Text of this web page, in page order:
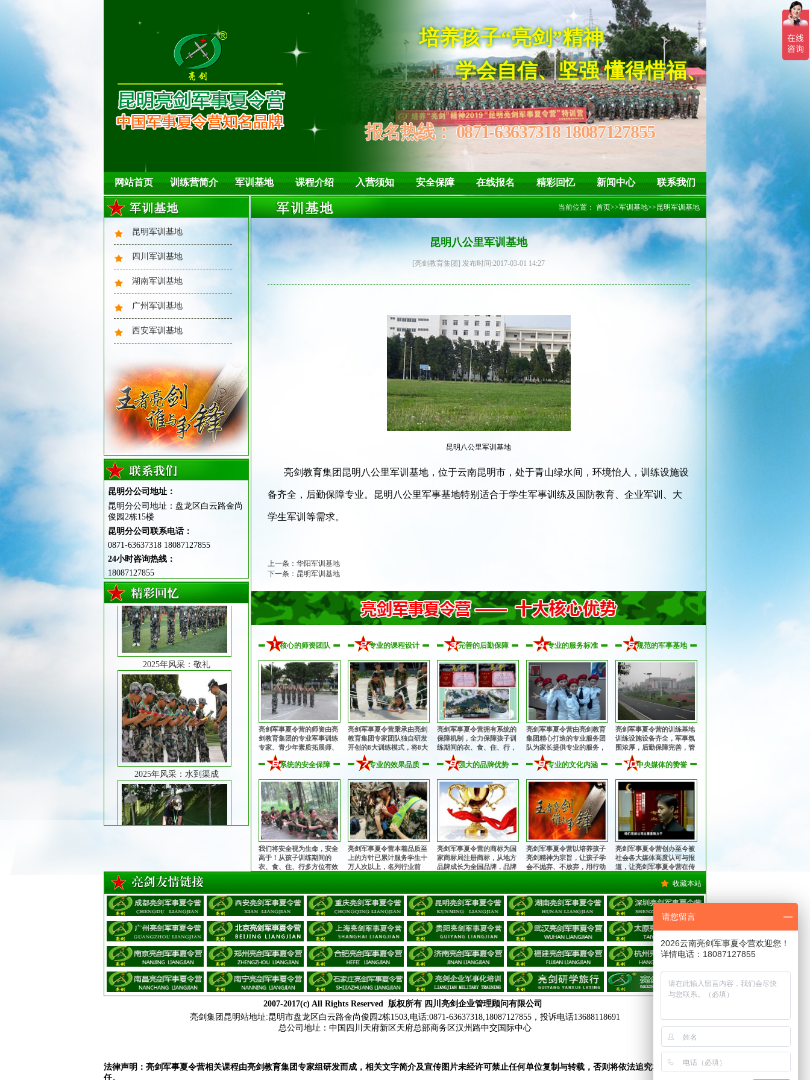
培养孩子“亮剑”精神
学会自信、坚强 懂得惜福、感恩
报名热线：0871-63637318 18087127855
网站首页 训练营简介 军训基地 课程介绍 入营须知 安全保障 在线报名 精彩回忆 新闻中心 联系我们
昆明军训基地
四川军训基地
湖南军训基地
广州军训基地
西安军训基地
昆明分公司地址：
昆明分公司地址：盘龙区白云路金尚
俊园2栋15楼
昆明分公司联系电话：
0871-63637318 18087127855
24小时咨询热线：
18087127855
2025年风采：水到渠成
2025年风采：魔鬼训练
2025年风采：大合照
2025年风采：圆木意志训练
2025年风采：敬礼
2025年风采：水到渠成
2025年风采：魔鬼训练
当前位置： 首页>>军训基地>>昆明军训基地
昆明八公里军训基地
[亮剑教育集团] 发布时间:2017-03-01 14:27
昆明八公里军训基地
亮剑教育集团昆明八公里军训基地，位于云南昆明市，处于青山绿水间，环境怡人，训练设施设
备齐全，后勤保障专业。昆明八公里军事基地特别适合于学生军事训练及国防教育、企业军训、大
学生军训等需求。
上一条： 华阳军训基地
下一条： 昆明军训基地
核心的师资团队
亮剑军事夏令营的师资由亮
剑教育集团的专业军事训练
专家、青少年素质拓展师、
心理健康教育专家、知名励
志教育专家、畅销书作者共
队！
专业的课程设计
亮剑军事夏令营秉承由亮剑
教育集团专家团队独自研发
开创的8大训练模式，将8大
专业训练模式有机融为一
体，多角度、多方位提升孩
完善的后勤保障
亮剑军事夏令营拥有系统的
保障机制，全力保障孩子训
练期间的衣、食、住、行，
为孩子的训练成长提供完善
的后勤保障！
专业的服务标准
亮剑军事夏令营由亮剑教育
集团精心打造的专业服务团
队为家长提供专业的服务，
从孩子入营到离营全程提供
细致、周到的服务！
规范的军事基地
亮剑军事夏令营的训练基地
训练设施设备齐全，军事氛
围浓厚，后勤保障完善，管
理规范安全，纪律作风优
良，让孩子获得持久、优良
系统的安全保障
我们将安全视为生命，安全
高于！从孩子训练期间的
衣、食、住、行多方位有效
管控，由生活老师24小时监
子购买保险。
专业的效果品质
亮剑军事夏令营本着品质至
上的方针已累计服务学生十
万人次以上，名列行业前
茅！获得家长与学生的充分
都能在不同的城市参加亮剑
军事夏令营！
强大的品牌优势
亮剑军事夏令营的商标为国
家商标局注册商标，从地方
品牌成长为全国品牌，品牌
知名度和影响力与日俱增，
专业的文化内涵
亮剑军事夏令营以培养孩子
亮剑精神为宗旨，让孩子学
会不抛弃、不放弃，用行动
诠释中华军魂的魅力，锻造
中央媒体的赞誉
亮剑军事夏令营创办至今被
社会各大媒体高度认可与报
道，让亮剑军事夏令营在传
播中华军魂的征程上更加执
收藏本站
2007-2017(c) All Rights Reserved 版权所有 四川亮剑企业管理顾问有限公司
亮剑集团昆明站地址:昆明市盘龙区白云路金尚俊园2栋1503,电话:0871-63637318,18087127855，投诉电话13688118691
总公司地址： 中国四川天府新区天府总部商务区汉州路中交国际中心
法律声明：亮剑军事夏令营相关课程由亮剑教育集团专家组研发而成，相关文字简介及宣传图片未经许可禁止任何单位复制与转载， 否则将依法追究相关法律责
任。
请您留言
2026云南亮剑军事夏令营欢迎您！
详情电话：18087127855